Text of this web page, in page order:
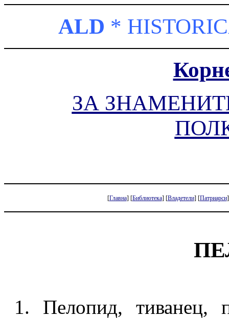
ALD *
ЗА
[Главна] [Библиотека] [Владетели] [Патриарси]
1. Пелопид, тиванец,